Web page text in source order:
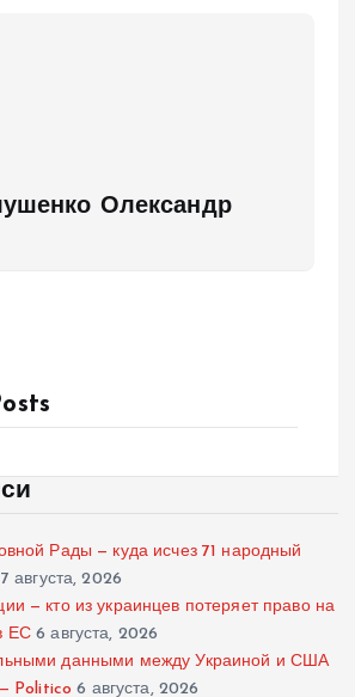
Олександр
Рады — куда исчез 71 народный
7 августа, 2026
— кто из украинцев потеряет право на
ЕС 6 августа, 2026
данными между Украиной и США
Politico 6 августа, 2026